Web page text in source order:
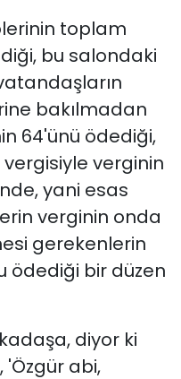
toplam
bu salondaki
bakılmadan
64'ünü ödediği,
verginin
yani esas
verginin onda
gerekenlerin
ödediği bir düzen
diyor ki
'Özgür abi,